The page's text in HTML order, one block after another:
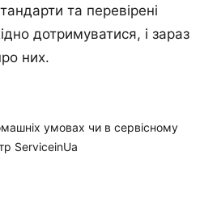
та перевірені
дотримуватися, і зараз
них.